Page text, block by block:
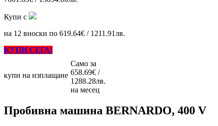
Купи с
на 12 вноски по 619.64€ / 1211.91лв.
КУПИ СЕГА!
купи на изплащане
Само за
658.69€ /
1288.28лв.
на месец
Пробивна машина BERNARDO, 400 V